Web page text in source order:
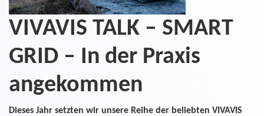
VIVAVIS TALK – SMART
GRID – In der Praxis
angekommen
Dieses Jahr setzten wir unsere Reihe der beliebten VIVAVIS